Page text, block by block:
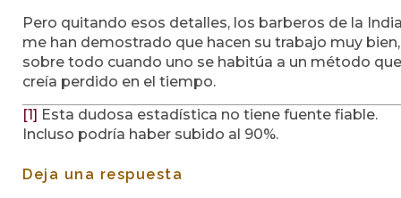
Pero quitando esos detalles, los barberos de la
me han demostrado que hacen su trabajo muy bien,
sobre todo cuando uno se habitúa a un método
creía perdido en el tiempo.
[1] Esta dudosa estadística no tiene fuente fiable.
Incluso podría haber subido al 90%.
Deja una respuesta